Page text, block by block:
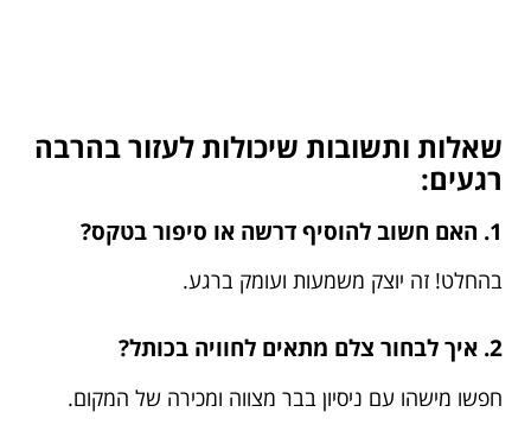
שאלות ותשובות שיכולות לעזור בהרבה
רגעים:
1. האם חשוב להוסיף דרשה או סיפור בטקס?
בהחלט! זה יוצק משמעות ועומק ברגע.
2. איך לבחור צלם מתאים לחוויה בכותל?
חפשו מישהו עם ניסיון בבר מצווה ומכירה של המקום.